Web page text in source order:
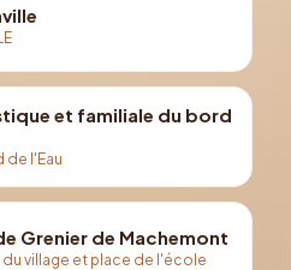
et familiale du bord
de l'Eau
Grenier de Machemont
du village et place de l'école